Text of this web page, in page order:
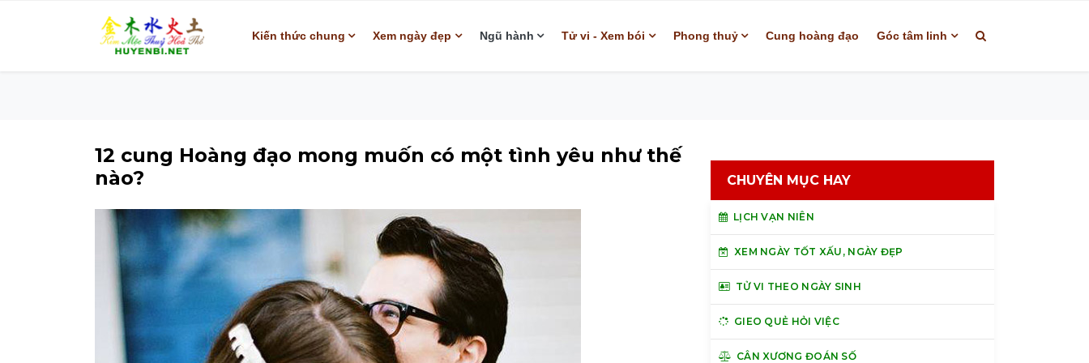
Kiến thức chung Xem ngày đẹp Ngũ hành Tử vi - Xem bói Phong thuỷ Cung hoàng đạo Góc tâm linh
12 cung Hoàng đạo mong muốn có một tình yêu như thế
nào?
CHUYÊN MỤC HAY
LỊCH VẠN NIÊN
XEM NGÀY TỐT XẤU, NGÀY ĐẸP
TỬ VI THEO NGÀY SINH
GIEO QUẺ HỎI VIỆC
CÂN XƯƠNG ĐOÁN SỐ